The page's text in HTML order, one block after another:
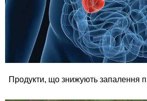
Продукти, що знижують запалення